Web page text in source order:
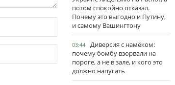
потом спокойно отказал.
Почему это выгодно и Путину,
и самому Вашингтону
03:44
Диверсия с намёком:
почему бомбу взорвали на
пороге, а не в зале, и кого это
должно напугать